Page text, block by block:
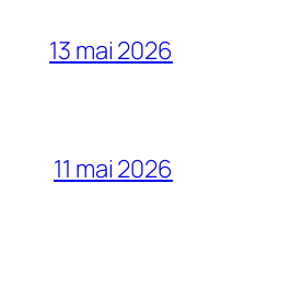
13 mai 2026
11 mai 2026